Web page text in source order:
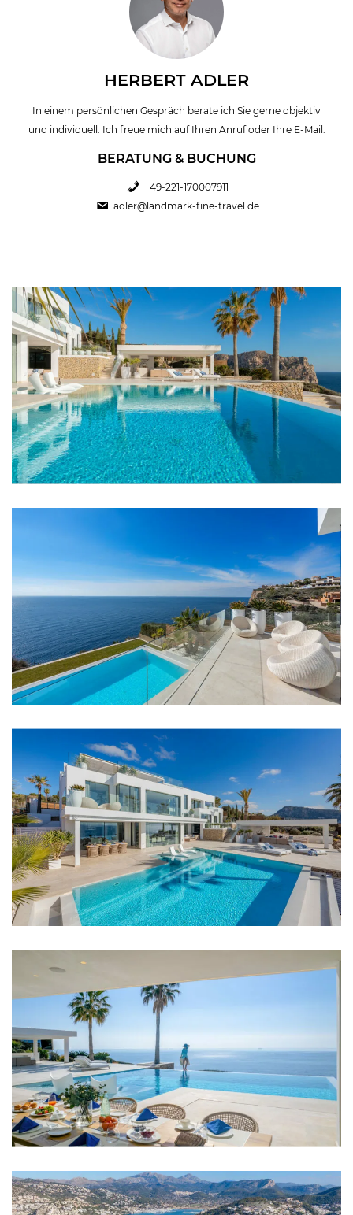
HERBERT ADLER
In einem persönlichen Gespräch berate ich Sie gerne objektiv
und individuell. Ich freue mich auf Ihren Anruf oder Ihre E-Mail.
BERATUNG & BUCHUNG
+49-221-170007911
adler@landmark-fine-travel.de